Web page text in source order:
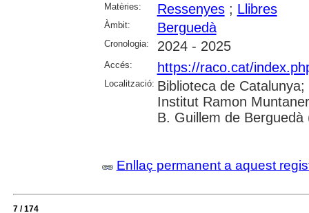
Matèries: Ressenyes; Llibres
Àmbit: Berguedà
Cronologia: 2024 - 2025
Accés: https://raco.cat/
Localització: Biblioteca de
Institut Ramon
B. Guillem de Berguedà
Enllaç permanent a aquest
7 / 174